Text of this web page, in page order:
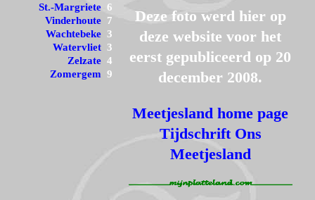
Deze foto werd hier op
deze website voor het
eerst gepubliceerd op 20
december 2008.
Meetjesland home page
Tijdschrift Ons
Meetjesland
St.-Margriete 6
Vinderhoute 7
Wachtebeke 3
Watervliet 3
Zelzate 4
Zomergem 9